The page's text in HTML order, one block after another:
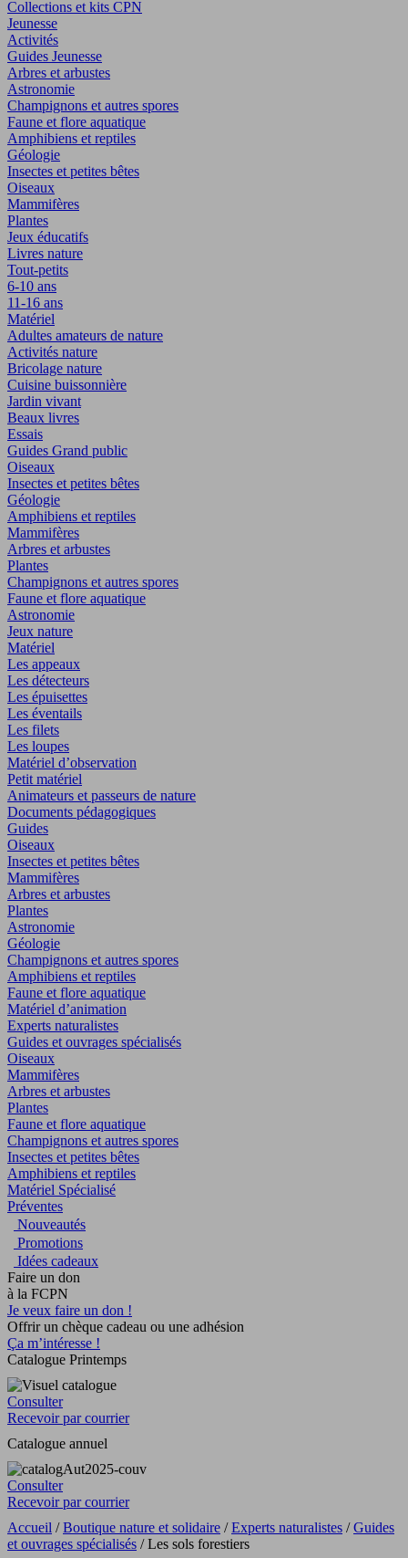
Collections et kits CPN
Jeunesse
Activités
Guides Jeunesse
Arbres et arbustes
Astronomie
Champignons et autres spores
Faune et flore aquatique
Amphibiens et reptiles
Géologie
Insectes et petites bêtes
Oiseaux
Mammifères
Plantes
Jeux éducatifs
Livres nature
Tout-petits
6-10 ans
11-16 ans
Matériel
Adultes amateurs de nature
Activités nature
Bricolage nature
Cuisine buissonnière
Jardin vivant
Beaux livres
Essais
Guides Grand public
Oiseaux
Insectes et petites bêtes
Géologie
Amphibiens et reptiles
Mammifères
Arbres et arbustes
Plantes
Champignons et autres spores
Faune et flore aquatique
Astronomie
Jeux nature
Matériel
Les appeaux
Les détecteurs
Les épuisettes
Les éventails
Les filets
Les loupes
Matériel d’observation
Petit matériel
Animateurs et passeurs de nature
Documents pédagogiques
Guides
Oiseaux
Insectes et petites bêtes
Mammifères
Arbres et arbustes
Plantes
Astronomie
Géologie
Champignons et autres spores
Amphibiens et reptiles
Faune et flore aquatique
Matériel d’animation
Experts naturalistes
Guides et ouvrages spécialisés
Oiseaux
Mammifères
Arbres et arbustes
Plantes
Faune et flore aquatique
Champignons et autres spores
Insectes et petites bêtes
Amphibiens et reptiles
Matériel Spécialisé
Préventes
Nouveautés
Promotions
Idées cadeaux
Faire un don
à la FCPN
Je veux faire un don !
Offrir un chèque cadeau ou une adhésion
Ça m’intéresse !
Catalogue Printemps
Consulter
Recevoir par courrier
Catalogue annuel
Consulter
Recevoir par courrier
Accueil /Boutique nature et solidaire /Experts naturalistes /Guides
et ouvrages spécialisés / Les sols forestiers